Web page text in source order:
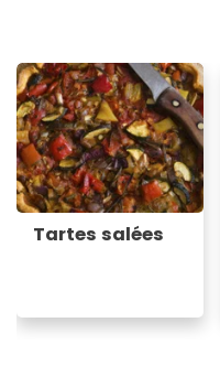
Tartes salées